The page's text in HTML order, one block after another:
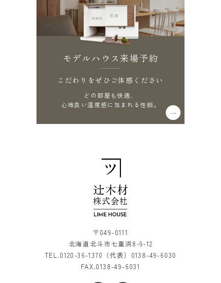
モデルハウス来場予約
こだわりをぜひご体感ください
どの部屋も快適、
心地良い温度感に包まれる性能。
〒049-0111
北海道北斗市七重浜8-9-12
TEL.0120-36-1370 （代表） 0138-49-6030
FAX.0138-49-6031